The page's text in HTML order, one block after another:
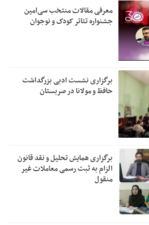
معرفی مقالات منتخب سی‌امین
جشنواره تئاتر کودک و نوجوان
برگزاری نشست ادبی بزرگداشت
حافظ و مولانا در صربستان
برگزاری همایش تحلیل و نقد قانون
الزام به ثبت رسمی معاملات غیر
منقول